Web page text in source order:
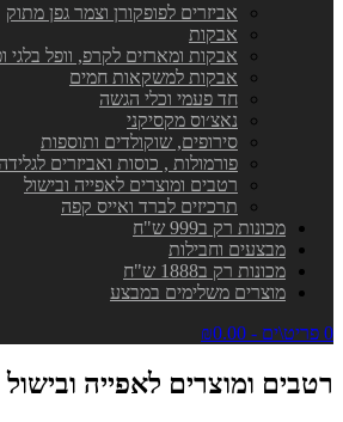
אביזרים לפופקורן וצמר גפן מתוק
אבקות
אבקות ומארזים לקרפ, וופל בלגי
אבקות למשקאות חמים
חד פעמי וכלי הגשה
נאצ׳וס מקסיקני
סירופים, שוקולדים ותוספות
פורמולות , כוסות ואביזרים לגלידה
רטבים ומוצרים לאפייה ובישול
תרכיזים לברד ואייס קפה
מכונות רק ב999 ש"ח
מבצעים וחבילות
מכונות רק ב1888 ש"ח
מוצרים משלימים במבצע
0 פריט\ים - ₪0.00
רטבים ומוצרים לאפייה ובישול